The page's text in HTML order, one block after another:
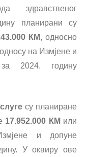
здравственог
планирани су
КМ, односно
на Измјене и
за 2024. годину
су планиране
17.952.000 КМ или
и допуне
У оквиру ове